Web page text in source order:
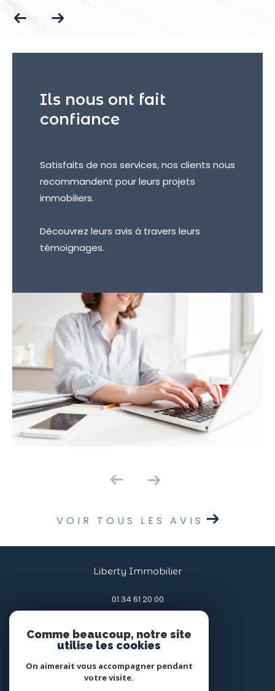
Ils nous ont fait
confiance
Satisfaits de nos services, nos clients nous
recommandent pour leurs projets
immobiliers.
Découvrez leurs avis à travers leurs
témoignages.
VOIR TOUS LES AVIS
Liberty Immobilier
01 34 61 20 00
contact@liberty-immo.com
6 rue Jean Jaurès
78190 Trappes
Nous suivre sur
Comme beaucoup, notre site
utilise les cookies
On aimerait vous accompagner pendant
votre visite.